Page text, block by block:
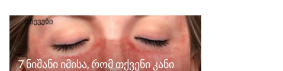
7 ნიშანი იმისა, რომ თქვენი კანი